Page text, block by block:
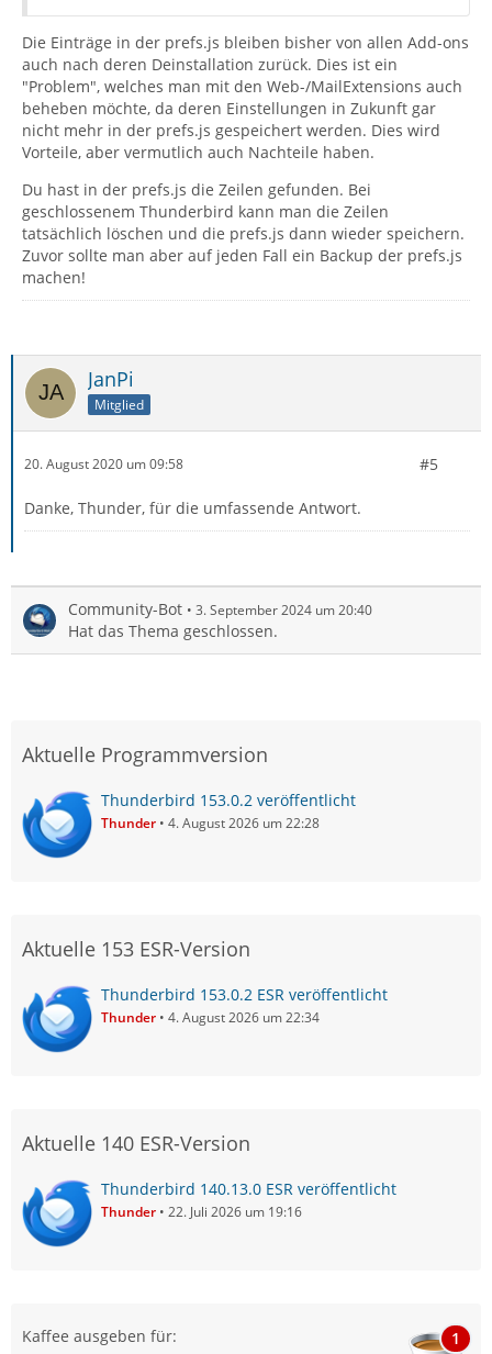
Die Einträge in der prefs.js bleiben bisher von allen Add-ons
auch nach deren Deinstallation zurück. Dies ist ein
"Problem", welches man mit den Web-/MailExtensions auch
beheben möchte, da deren Einstellungen in Zukunft gar
nicht mehr in der prefs.js gespeichert werden. Dies wird
Vorteile, aber vermutlich auch Nachteile haben.
Du hast in der prefs.js die Zeilen gefunden. Bei
geschlossenem Thunderbird kann man die Zeilen
tatsächlich löschen und die prefs.js dann wieder speichern.
Zuvor sollte man aber auf jeden Fall ein Backup der prefs.js
machen!
JanPi
Mitglied
20. August 2020 um 09:58 #5
Danke, Thunder, für die umfassende Antwort.
Community-Bot 3. September 2024 um 20:40
Hat das Thema geschlossen.
Aktuelle Programmversion
Thunderbird 153.0.2 veröffentlicht
Thunder 4. August 2026 um 22:28
Aktuelle 153 ESR-Version
Thunderbird 153.0.2 ESR veröffentlicht
Thunder 4. August 2026 um 22:34
Aktuelle 140 ESR-Version
Thunderbird 140.13.0 ESR veröffentlicht
Thunder 22. Juli 2026 um 19:16
Kaffee ausgeben für: 1